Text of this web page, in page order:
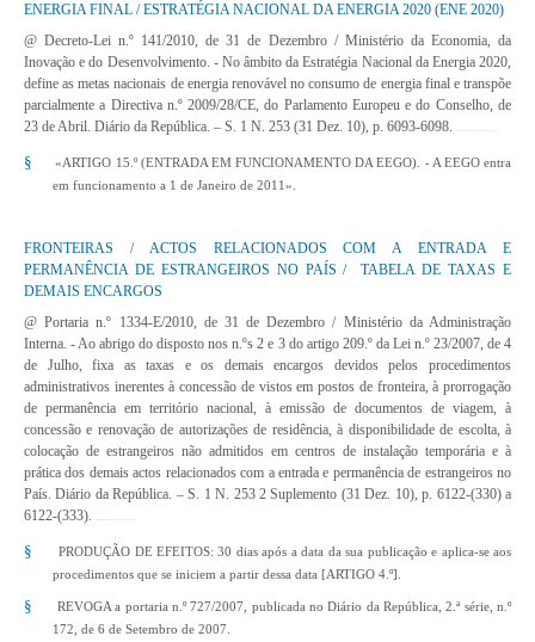
ENERGIA FINAL / ESTRATÉGIA NACIONAL DA ENERGIA 2020 (ENE 2020)
@ Decreto-Lei n.º 141/2010, de 31 de Dezembro/ Ministério da Economia, da
Inovação e do Desenvolvimento. - No âmbito da Estratégia Nacional da Energia 2020,
define as metas nacionais de energia renovável no consumo de energia final e transpõe
parcialmente a Directiva n.º 2009/28/CE, do Parlamento Europeu e do Conselho, de
23 de Abril. Diário da República. – S. 1 N. 253 (31 Dez. 10), p. 6093-6098.
§
«ARTIGO 15.º (ENTRADA EM FUNCIONAMENTO DA EEGO). - A EEGO entra
em funcionamento a 1 de Janeiro de 2011».
FRONTEIRAS / ACTOS RELACIONADOS COM A ENTRADA E
PERMANÊNCIA DE ESTRANGEIROS NO PAÍS / TABELA DE TAXAS E
DEMAIS ENCARGOS
@ Portaria n.º 1334-E/2010, de 31 de Dezembro / Ministério da Administração
Interna. - Ao abrigo do disposto nos n.ºs 2 e 3 do artigo 209.º da Lei n.º 23/2007, de 4
de Julho, fixa as taxas e os demais encargos devidos pelos procedimentos
administrativos inerentes à concessão de vistos em postos de fronteira, à prorrogação
de permanência em território nacional, à emissão de documentos de viagem, à
concessão e renovação de autorizações de residência, à disponibilidade de escolta, à
colocação de estrangeiros não admitidos em centros de instalação temporária e à
prática dos demais actos relacionados com a entrada e permanência de estrangeiros no
País. Diário da República. – S. 1 N. 253 2 Suplemento (31 Dez. 10), p. 6122-(330) a
6122-(333).
§
PRODUÇÃO DE EFEITOS: 30 dias após a data da sua publicação e aplica-se aos
procedimentos que se iniciem a partir dessa data [ARTIGO 4.º].
§
REVOGA a portaria n.º 727/2007, publicada no Diário da República, 2.ª série, n.º
172, de 6 de Setembro de 2007.